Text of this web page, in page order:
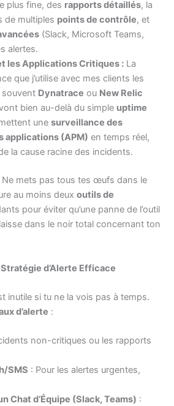
plus fine, des rapports détaillés, la
de multiples points de contrôle, et
(Slack, Microsoft Teams,
alertes.
les Applications Critiques : La
que j’utilise avec mes clients les
souvent Dynatrace ou New Relic
bien au-delà du simple uptime
une surveillance des
applications (APM) en temps réel,
la cause racine des incidents.
Ne mets pas tous tes œufs dans le
au moins deux outils de
pour éviter qu’une panne de l’outil
dans le noir total concernant ton
d’Alerte Efficace
inutile si tu ne la vois pas à temps.
d’alerte :
non-critiques ou les rapports
SMS : Pour les alertes urgentes,
Chat d’Équipe (Slack, Teams) :